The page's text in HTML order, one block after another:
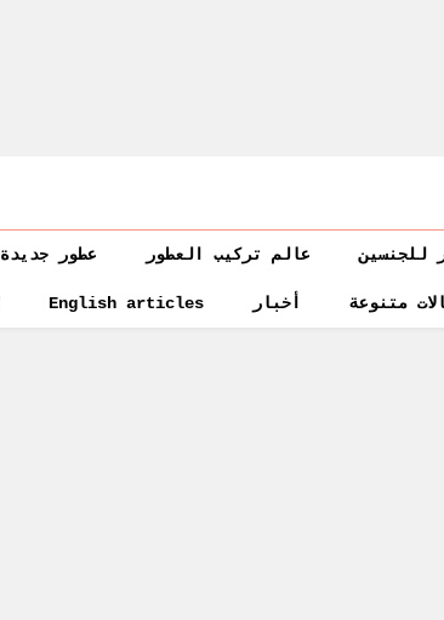
للجنسين عالم تركيب العطور عطور جديدة
متنوعة أخبار English articles